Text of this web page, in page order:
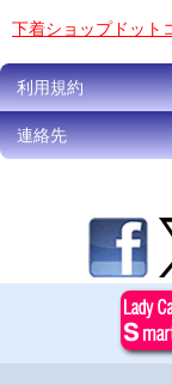
下着ショップドット
利用規約
連絡先